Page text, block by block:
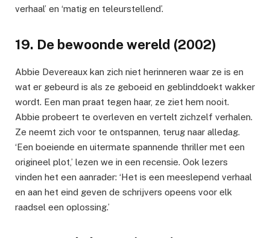
verhaal’ en ‘matig en teleurstellend’.
19. De bewoonde wereld (2002)
Abbie Devereaux kan zich niet herinneren waar ze is en
wat er gebeurd is als ze geboeid en geblinddoekt wakker
wordt. Een man praat tegen haar, ze ziet hem nooit.
Abbie probeert te overleven en vertelt zichzelf verhalen.
Ze neemt zich voor te ontspannen, terug naar alledag.
‘Een boeiende en uitermate spannende thriller met een
origineel plot,’ lezen we in een recensie. Ook lezers
vinden het een aanrader: ‘Het is een meeslepend verhaal
en aan het eind geven de schrijvers opeens voor elk
raadsel een oplossing.’